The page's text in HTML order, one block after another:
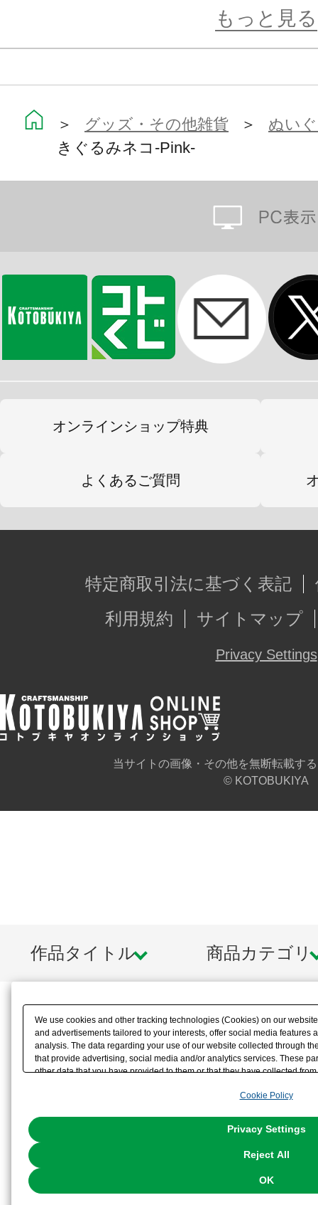
気分にあわせて毎日お着換えさせて
*:゜☆
背中をつまむと腕がひらいて、いろ
顔の向きを変えればくっつく場所も
可愛い「ぴたぬい」たちとステキ
もっと見る
＞ グッズ・その他雑貨 ＞ ぬい
きぐるみネコ-Pink-
オンラインショップ特典
よくあるご質問
特定商取引法に基づく表記
利用規約
サイトマップ
Privacy Settings
当サイトの画像・その他を無断転載す
© KOTOBUKIYA
作品タイトル 商品カテゴリ
We use cookies and other tracking technologies (Cookies) on our
and advertisements tailored to your interests, offer social media features
analysis. The data regarding your use of our website collected through
that provide advertising, social media and/or analytics services. These
other data that you have provided to them or that they have collected
the use of all Cookies except for Strictly Necessary Cookies, please
You can change your consent or rejection settings at any time via
Cookie Policy
Privacy Settings
Reject All
OK